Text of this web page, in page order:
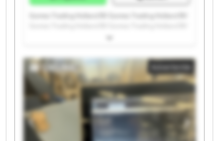
Gomez Trading Holland BV Gomez Trading Holland BV
Gomez Trading Holland BV Gomez Trading Holland BV
Gomez Trading Holland BV Gomez Trading Holland BV
Gomez Trading Holland BV Gomez Trading Holland BV
Gomez Trading Holland BV Gomez Trading Holland BV
Gomez Trading Holland BV Gomez Trading Holland BV
Gomez Trading Holland BV Gomez Trading Holland BV
Advertentie